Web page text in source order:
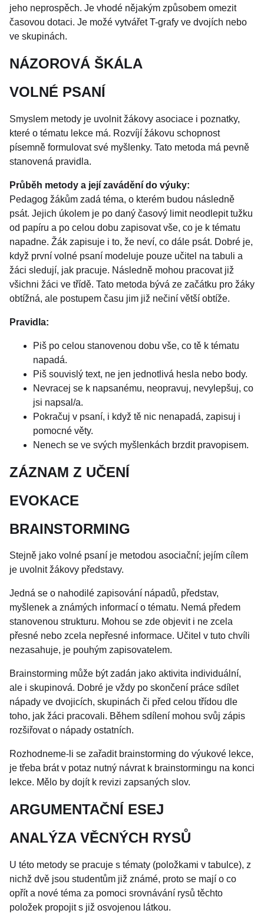
jeho neprospěch. Je vhodé nějakým způsobem omezit
časovou dotaci. Je možé vytvářet T-grafy ve dvojích nebo
ve skupinách.
NÁZOROVÁ ŠKÁLA
VOLNÉ PSANÍ
Smyslem metody je uvolnit žákovy asociace i poznatky,
které o tématu lekce má. Rozvíjí žákovu schopnost
písemně formulovat své myšlenky. Tato metoda má pevně
stanovená pravidla.
Průběh metody a její zavádění do výuky:
Pedagog žákům zadá téma, o kterém budou následně
psát. Jejich úkolem je po daný časový limit neodlepit tužku
od papíru a po celou dobu zapisovat vše, co je k tématu
napadne. Žák zapisuje i to, že neví, co dále psát. Dobré je,
když první volné psaní modeluje pouze učitel na tabuli a
žáci sledují, jak pracuje. Následně mohou pracovat již
všichni žáci ve třídě. Tato metoda bývá ze začátku pro žáky
obtížná, ale postupem času jim již nečiní větší obtíže.
Pravidla:
Piš po celou stanovenou dobu vše, co tě k tématu
napadá.
Piš souvislý text, ne jen jednotlivá hesla nebo body.
Nevracej se k napsanému, neopravuj, nevylepšuj, co
jsi napsal/a.
Pokračuj v psaní, i když tě nic nenapadá, zapisuj i
pomocné věty.
Nenech se ve svých myšlenkách brzdit pravopisem.
ZÁZNAM Z UČENÍ
EVOKACE
BRAINSTORMING
Stejně jako volné psaní je metodou asociační; jejím cílem
je uvolnit žákovy představy.
Jedná se o nahodilé zapisování nápadů, představ,
myšlenek a známých informací o tématu. Nemá předem
stanovenou strukturu. Mohou se zde objevit i ne zcela
přesné nebo zcela nepřesné informace. Učitel v tuto chvíli
nezasahuje, je pouhým zapisovatelem.
Brainstorming může být zadán jako aktivita individuální,
ale i skupinová. Dobré je vždy po skončení práce sdílet
nápady ve dvojicích, skupinách či před celou třídou dle
toho, jak žáci pracovali. Během sdílení mohou svůj zápis
rozšiřovat o nápady ostatních.
Rozhodneme-li se zařadit brainstorming do výukové lekce,
je třeba brát v potaz nutný návrat k brainstormingu na konci
lekce. Mělo by dojít k revizi zapsaných slov.
ARGUMENTAČNÍ ESEJ
ANALÝZA VĚCNÝCH RYSŮ
U této metody se pracuje s tématy (položkami v tabulce), z
nichž dvě jsou studentům již známé, proto se mají o co
opřít a nové téma za pomoci srovnávání rysů těchto
položek propojit s již osvojenou látkou.